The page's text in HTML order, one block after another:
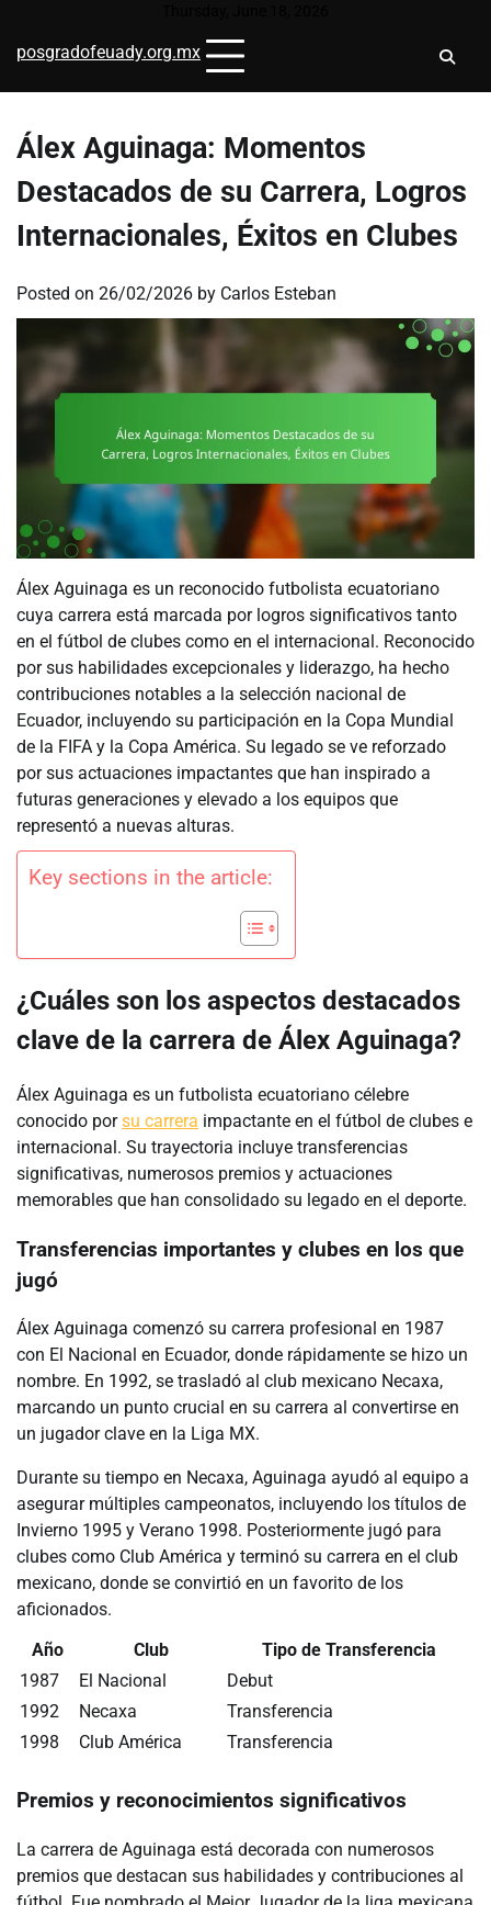
content
posgradofeuady.org.mx
Álex Aguinaga: Momentos
Destacados de su Carrera, Logros
Internacionales, Éxitos en Clubes
Posted on 26/02/2026 by Carlos Esteban
Álex Aguinaga es un reconocido futbolista ecuatoriano
cuya carrera está marcada por logros significativos tanto
en el fútbol de clubes como en el internacional. Reconocido
por sus habilidades excepcionales y liderazgo, ha hecho
contribuciones notables a la selección nacional de
Ecuador, incluyendo su participación en la Copa Mundial
de la FIFA y la Copa América. Su legado se ve reforzado
por sus actuaciones impactantes que han inspirado a
futuras generaciones y elevado a los equipos que
representó a nuevas alturas.
Key sections in the article:
¿Cuáles son los aspectos destacados
clave de la carrera de Álex Aguinaga?
Álex Aguinaga es un futbolista ecuatoriano célebre
conocido porsu carrera impactante en el fútbol de clubes e
internacional. Su trayectoria incluye transferencias
significativas, numerosos premios y actuaciones
memorables que han consolidado su legado en el deporte.
Transferencias importantes y clubes en los que
jugó
Álex Aguinaga comenzó su carrera profesional en 1987
con El Nacional en Ecuador, donde rápidamente se hizo un
nombre. En 1992, se trasladó al club mexicano Necaxa,
marcando un punto crucial en su carrera al convertirse en
un jugador clave en la Liga MX.
Durante su tiempo en Necaxa, Aguinaga ayudó al equipo a
asegurar múltiples campeonatos, incluyendo los títulos de
Invierno 1995 y Verano 1998. Posteriormente jugó para
clubes como Club América y terminó su carrera en el club
mexicano, donde se convirtió en un favorito de los
aficionados.
Año
Club
Tipo de Transferencia
1987
El Nacional
Debut
1992
Necaxa
Transferencia
1998
Club América Transferencia
Premios y reconocimientos significativos
La carrera de Aguinaga está decorada con numerosos
premios que destacan sus habilidades y contribuciones al